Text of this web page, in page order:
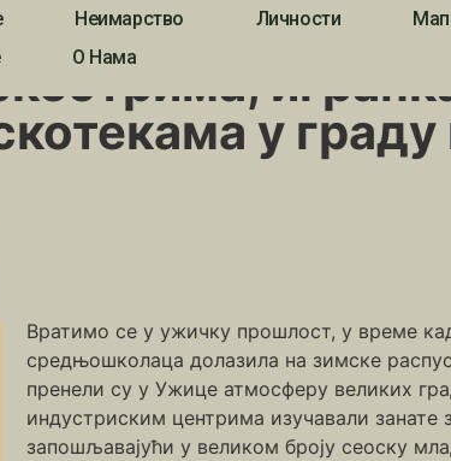
Неимарство Личности
О Нама
игранкама, доласку рокенрола, дискотекама у
у
Вратимо се у ужичку прошлост, у време
средњошколаца долазила на зимске
пренели су у Ужице атмосферу великих
индустриским центрима изучавали занате
запошљавајући у великом броју сеоску